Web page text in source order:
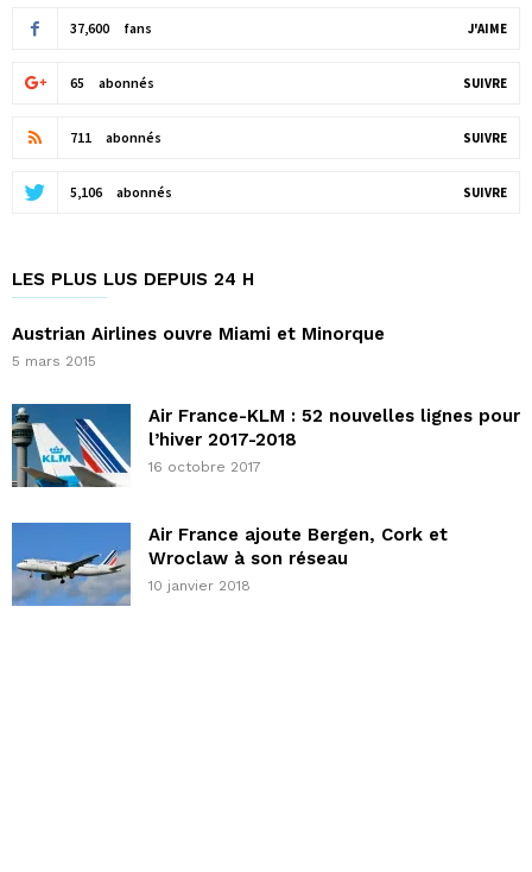
37,600 fans J'AIME
65 abonnés SUIVRE
711 abonnés SUIVRE
5,106 abonnés SUIVRE
LES PLUS LUS DEPUIS 24 H
Austrian Airlines ouvre Miami et Minorque
5 mars 2015
Air France-KLM : 52 nouvelles lignes pour
l’hiver 2017-2018
16 octobre 2017
Air France ajoute Bergen, Cork et
Wroclaw à son réseau
10 janvier 2018